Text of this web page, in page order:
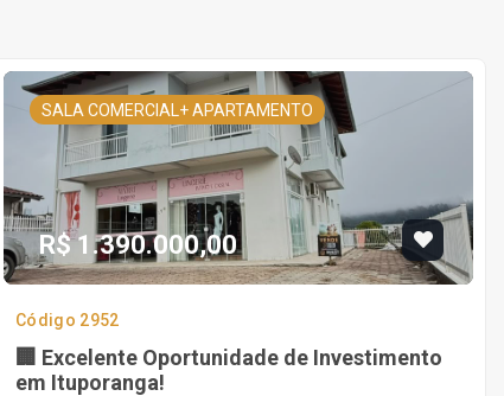
SALA COMERCIAL+ APARTAMENTO
R$ 1.390.000,00
Código 2952
🏢 Excelente Oportunidade de Investimento
em Ituporanga!